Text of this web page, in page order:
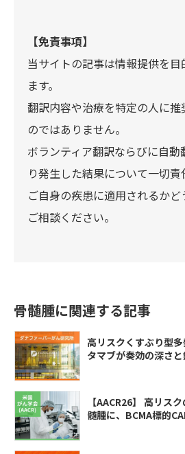
【免責事項】
当サイトの記事は情報提供を
ます。
翻訳内容や治療を特定の人に
のではありません。
ボランティア翻訳ならびに自動
り発生した結果について一切責
ご自身の疾患に適用されるか
ご相談ください。
骨髄腫に関連する記事
高リスクくすぶり型
タマブが奏効の深さ
【AACR26】 高リス
髄腫に、BCMA標的